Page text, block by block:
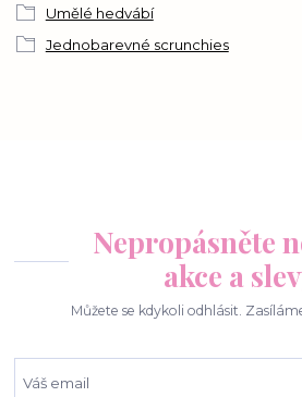
Umělé hedvábí
Jednobarevné scrunchies
Nepropásněte
akce a
Můžete se kdykoli odhlásit.